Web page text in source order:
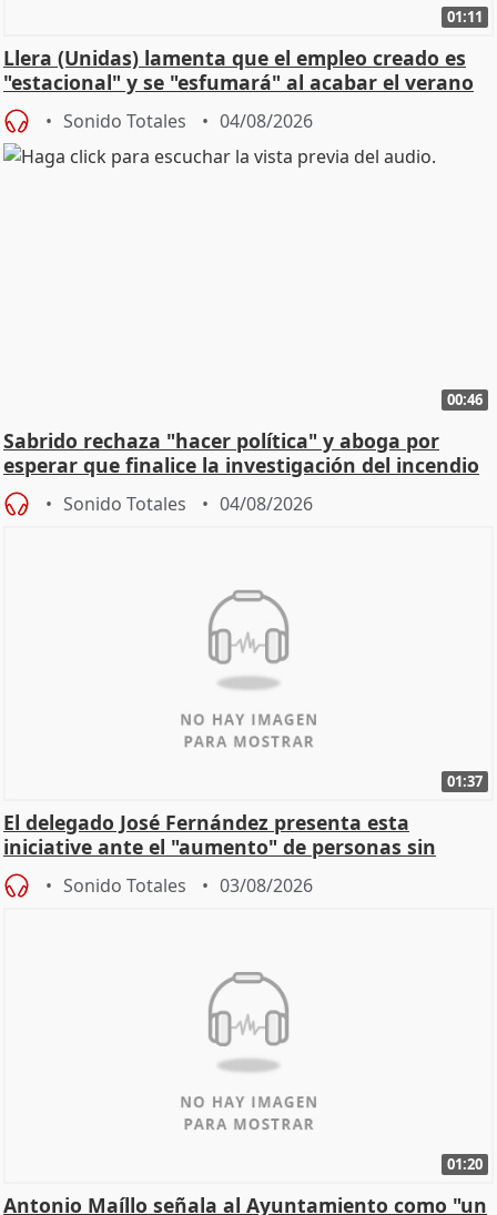
01:11
Llera (Unidas) lamenta que el empleo creado es
"estacional" y se "esfumará" al acabar el verano
Sonido Totales 04/08/2026
00:46
Sabrido rechaza "hacer política" y aboga por
esperar que finalice la investigación del incendio
Sonido Totales 04/08/2026
01:37
El delegado José Fernández presenta esta
iniciative ante el "aumento" de personas sin
hogar en Madri
Sonido Totales 03/08/2026
01:20
Antonio Maíllo señala al Ayuntamiento como "un